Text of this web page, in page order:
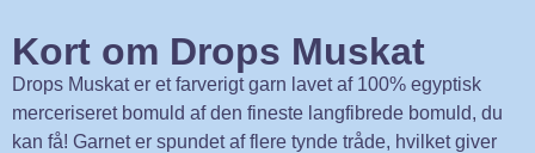
Kort om Drops Muskat
Drops Muskat er et farverigt garn lavet af 100% egyptisk
merceriseret bomuld af den fineste langfibrede bomuld, du
kan få! Garnet er spundet af flere tynde tråde, hvilket giver